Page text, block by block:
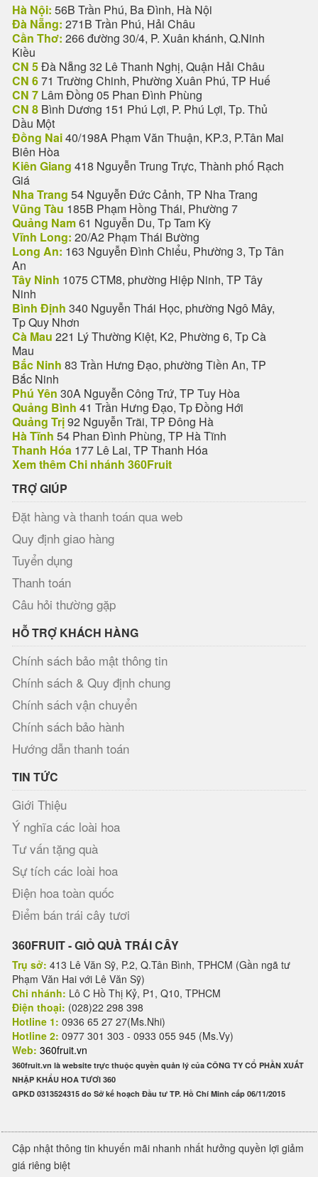
Hà Nội: 56B Trần Phú, Ba Đình, Hà Nội
Đà Nẵng: 271B Trần Phú, Hải Châu
Cần Thơ: 266 đường 30/4, P. Xuân khánh, Q.Ninh
Kiều
CN 5Đà Nẵng 32 Lê Thanh Nghị, Quận Hải Châu
CN 671 Trường Chinh, Phường Xuân Phú, TP Huế
CN 7 Lâm Đồng 05 Phan Đình Phùng
CN 8 Bình Dương 151 Phú Lợi, P. Phú Lợi, Tp. Thủ
Dầu Một
Đồng Nai40/198A Phạm Văn Thuận, KP.3, P.Tân Mai
Biên Hòa
Kiên Giang 418 Nguyễn Trung Trực, Thành phố Rạch
Giá
Nha Trang 54 Nguyễn Đức Cảnh, TP Nha Trang
Vũng Tàu 185B Phạm Hồng Thái, Phường 7
Quảng Nam61 Nguyễn Du, Tp Tam Kỳ
Vĩnh Long: 20/A2 Phạm Thái Bường
Long An: 163 Nguyễn Đình Chiểu, Phường 3, Tp Tân
An
Tây Ninh 1075 CTM8, phường Hiệp Ninh, TP Tây
Ninh
Bình Định 340 Nguyễn Thái Học, phường Ngô Mây,
Tp Quy Nhơn
Cà Mau 221 Lý Thường Kiệt, K2, Phường 6, Tp Cà
Mau
Bắc Ninh 83 Trần Hưng Đạo, phường Tiền An, TP
Bắc Ninh
Phú Yên 30A Nguyễn Công Trứ, TP Tuy Hòa
Quảng Bình 41 Trần Hưng Đạo, Tp Đồng Hới
Quảng Trị92 Nguyễn Trãi, TP Đông Hà
Hà Tĩnh 54 Phan Đình Phùng, TP Hà Tĩnh
Thanh Hóa 177 Lê Lai, TP Thanh Hóa
Xem thêm Chi nhánh 360Fruit
TRỢ GIÚP
Đặt hàng và thanh toán qua web
Quy định giao hàng
Tuyển dụng
Thanh toán
Câu hỏi thường gặp
HỖ TRỢ KHÁCH HÀNG
Chính sách bảo mật thông tin
Chính sách & Quy định chung
Chính sách vận chuyển
Chính sách bảo hành
Hướng dẫn thanh toán
TIN TỨC
Giới Thiệu
Ý nghĩa các loài hoa
Tư vấn tặng quà
Sự tích các loài hoa
Điện hoa toàn quốc
Điểm bán trái cây tươi
360FRUIT - GIỎ QUÀ TRÁI CÂY
Trụ sở: 413 Lê Văn Sỹ, P.2, Q.Tân Bình, TPHCM (Gần ngã tư
Phạm Văn Hai với Lê Văn Sỹ)
Chi nhánh: Lô C Hồ Thị Kỷ, P1, Q10, TPHCM
Điện thoại: (028)22 298 398
Hotline 1: 0936 65 27 27(Ms.Nhi)
Hotline 2: 0977 301 303 - 0933 055 945 (Ms.Vy)
Web: 360fruit.vn
360fruit.vn là website trực thuộc quyền quản lý của CÔNG TY CỔ PHẦN XUẤT
NHẬP KHẨU HOA TƯƠI 360
GPKD 0313524315 do Sở kế hoạch Đầu tư TP. Hồ Chí Minh cấp 06/11/2015
Cập nhật thông tin khuyến mãi nhanh nhất hưởng quyền lợi giảm
giá riêng biệt